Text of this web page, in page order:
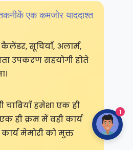
एक कमजोर याददाश्त
सूचियाँ, अलार्म,
उपकरण सहयोगी होते
चाबियाँ हमेशा एक ही
ही क्रम में वही कार्य
मेमोरी को मुक्त
1